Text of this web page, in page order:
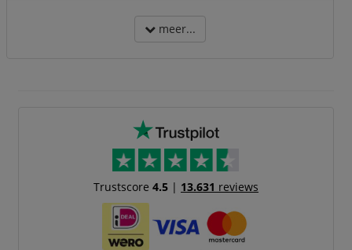
meer...
Trustscore 4.5| 13.631 reviews